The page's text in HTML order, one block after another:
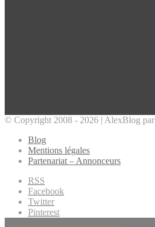
© Copyright 2008 - 2026 | AlexBlog par
Blog
Mentions légales
Partenariat – Annonceurs
RSS
Facebook
Twitter
Pinterest